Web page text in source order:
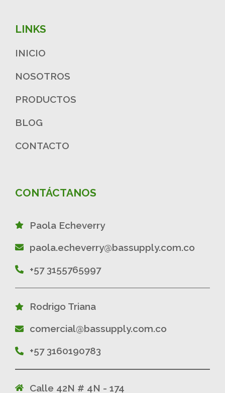
LINKS
INICIO
NOSOTROS
PRODUCTOS
BLOG
CONTACTO
CONTÁCTANOS
Paola Echeverry
paola.echeverry@bassupply.com.co
+57 3155765997
Rodrigo Triana
comercial@bassupply.com.co
+57 3160190783
Calle 42N # 4N - 174